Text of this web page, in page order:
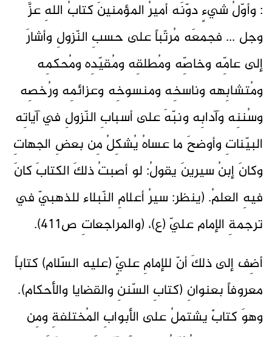
: وأوّلُ شيءٍ دوّنَه أميرُ المؤمنينَ كتابُ اللهِ عزَّ
وجل ... فجمعَه مُرتّباً على حسبِ النّزولِ وأشارَ
إلى عامِّه وخاصِّه ومُطلقِه ومُقيّدِه ومُحكمِه
ومُتشابِهه وناسخِه ومنسوخِه وعزائمِه ورُخصِه
وسُننِه وآدابِه ونبّهَ على أسبابِ النّزولِ في آياتِه
البيّناتِ وأوضحَ ما عساهُ يُشكِلُ مِن بعضِ الجهاتِ
وكانَ إبنُ سيرينَ يقولُ: لو أصبتُ ذلكَ الكتابَ كانَ
فيهِ العلمُ. (ينظر: سيرُ أعلامِ النّبلاء للذهبيّ في
ترجمةِ الإمام عليّ (ع)، (والمراجعاتِ ص411).
أضِف إلى ذلكَ أنّ للإمامِ عليٍّ (عليه السّلام) كتاباً
معروفاً بعنوانِ (كتابِ السّننِ والقضايا والأحكام).
وهوَ كتابٌ يشتملُ على الأبوابِ المُختلفةِ ومِن